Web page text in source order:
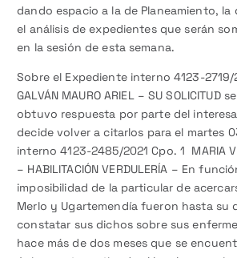
dando espacio a la de Planeamiento,
el análisis de expedientes que serán
en la sesión de esta semana.
Sobre el Expediente interno 4123-2719/
GALVÁN MAURO ARIEL – SU
obtuvo respuesta por parte del
decide volver a citarlos para el martes
interno 4123-2485/2021 Cpo. 1 MARIA
– HABILITACIÓN VERDULERÍA – En
imposibilidad de la particular de
Merlo y Ugartemendía fueron hasta su
constatar sus dichos sobre sus
hace más de dos meses que se